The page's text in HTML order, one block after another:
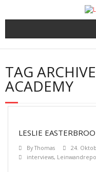
Kritiken
Filme und Serien nach
TAG
ACADEMY
LESLIE
ByThomas 24.
interviews,